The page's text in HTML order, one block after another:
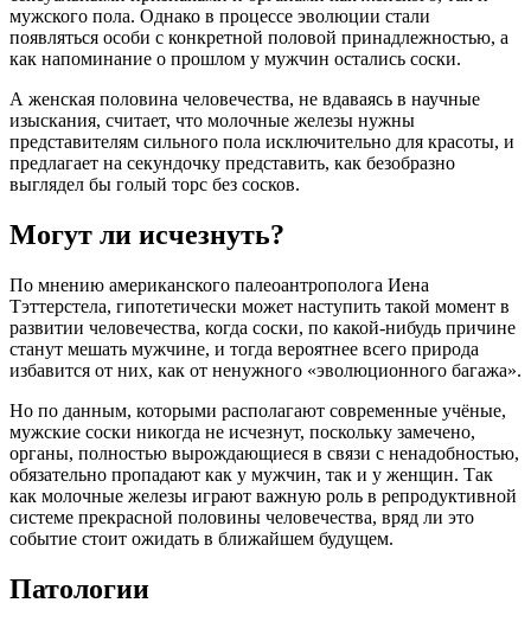
мужского пола. Однако в процессе эволюции стали
появляться особи с конкретной половой принадлежностью, а
как напоминание о прошлом у мужчин остались соски.
А женская половина человечества, не вдаваясь в научные
изыскания, считает, что молочные железы нужны
представителям сильного пола исключительно для красоты, и
предлагает на секундочку представить, как безобразно
выглядел бы голый торс без сосков.
Могут ли исчезнуть?
По мнению американского палеоантрополога Иена
Тэттерстела, гипотетически может наступить такой момент в
развитии человечества, когда соски, по какой-нибудь причине
станут мешать мужчине, и тогда вероятнее всего природа
избавится от них, как от ненужного «эволюционного багажа».
Но по данным, которыми располагают современные учёные,
мужские соски никогда не исчезнут, поскольку замечено,
органы, полностью вырождающиеся в связи с ненадобностью,
обязательно пропадают как у мужчин, так и у женщин. Так
как молочные железы играют важную роль в репродуктивной
системе прекрасной половины человечества, вряд ли это
событие стоит ожидать в ближайшем будущем.
Патологии